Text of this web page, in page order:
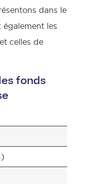
dans le
les
celles de
fonds